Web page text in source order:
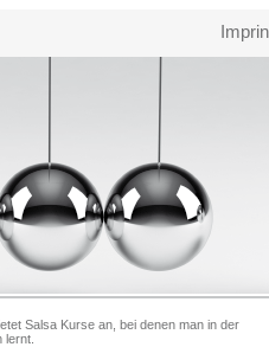
Salsa Kurse an, bei denen man in der
lernt.